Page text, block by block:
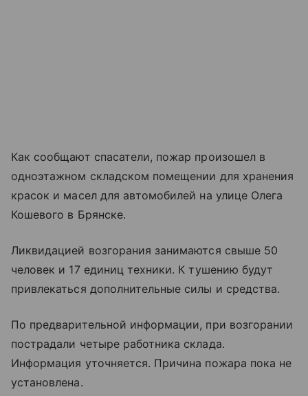
Как сообщают спасатели, пожар произошел в
одноэтажном складском помещении для хранения
красок и масел для автомобилей на улице Олега
Кошевого в Брянске.
Ликвидацией возгорания занимаются свыше 50
человек и 17 единиц техники. К тушению будут
привлекаться дополнительные силы и средства.
По предварительной информации, при возгорании
пострадали четыре работника склада.
Информация уточняется. Причина пожара пока не
установлена.